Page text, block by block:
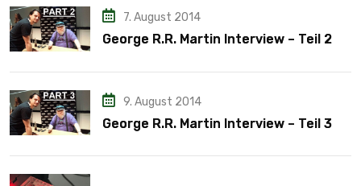
7. August 2014
George R.R. Martin Interview – Teil 2
9. August 2014
George R.R. Martin Interview – Teil 3